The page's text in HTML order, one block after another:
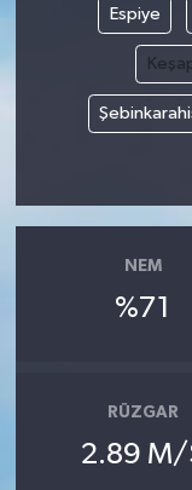
Espiye
NEM
%71
RÜZGAR
2.89 M/